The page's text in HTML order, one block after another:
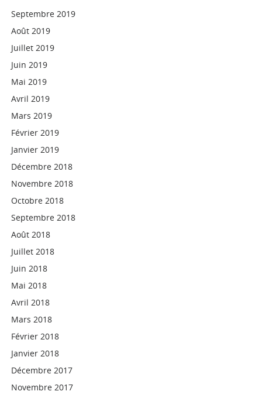
Septembre 2019
Août 2019
Juillet 2019
Juin 2019
Mai 2019
Avril 2019
Mars 2019
Février 2019
Janvier 2019
Décembre 2018
Novembre 2018
Octobre 2018
Septembre 2018
Août 2018
Juillet 2018
Juin 2018
Mai 2018
Avril 2018
Mars 2018
Février 2018
Janvier 2018
Décembre 2017
Novembre 2017